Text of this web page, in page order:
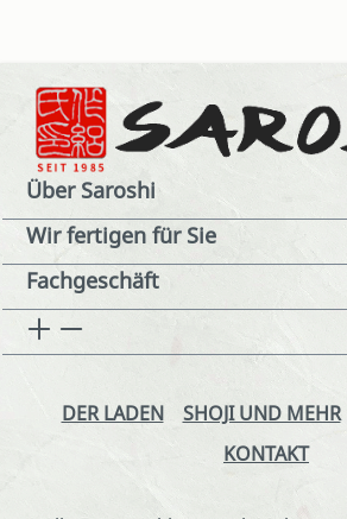
Über Saroshi
Wir fertigen für Sie
Fachgeschäft
DER LADEN SHOJI UND MEHR
KONTAKT